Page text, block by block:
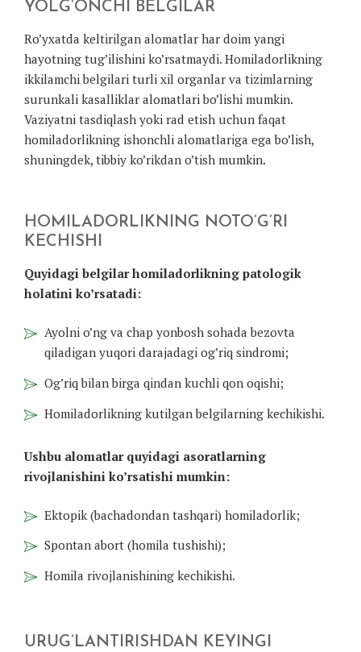
YOLG’ONCHI BELGILAR
Ro’yxatda keltirilgan alomatlar har doim yangi
hayotning tug’ilishini ko’rsatmaydi. Homiladorlikning
ikkilamchi belgilari turli xil organlar va tizimlarning
surunkali kasalliklar alomatlari bo’lishi mumkin.
Vaziyatni tasdiqlash yoki rad etish uchun faqat
homiladorlikning ishonchli alomatlariga ega bo’lish,
shuningdek, tibbiy ko’rikdan o’tish mumkin.
HOMILADORLIKNING NOTO’G’RI
KECHISHI
Quyidagi belgilar homiladorlikning patologik
holatini ko’rsatadi:
Ayolni o’ng va chap yonbosh sohada bezovta
qiladigan yuqori darajadagi og’riq sindromi;
Og’riq bilan birga qindan kuchli qon oqishi;
Homiladorlikning kutilgan belgilarning kechikishi.
Ushbu alomatlar quyidagi asoratlarning
rivojlanishini ko’rsatishi mumkin:
Ektopik (bachadondan tashqari) homiladorlik;
Spontan abort (homila tushishi);
Homila rivojlanishining kechikishi.
URUG’LANTIRISHDAN KEYINGI